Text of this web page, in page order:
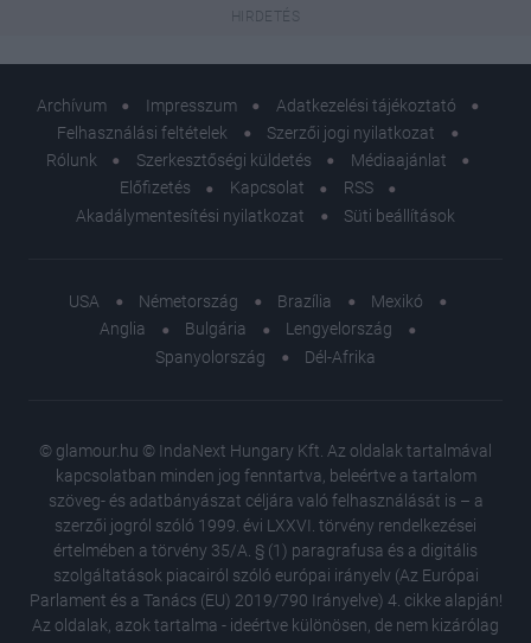
Archívum Impresszum
Adatkezelési tájékoztató
Felhasználási feltételek
Szerzői jogi nyilatkozat
Rólunk
Szerkesztőségi küldetés
Médiaajánlat
Előfizetés
Kapcsolat
RSS
Akadálymentesítési nyilatkozat
Süti beállítások
USA Németország Brazília
Mexikó
Anglia
Bulgária
Lengyelország
Spanyolország
Dél-Afrika
© glamour.hu © IndaNext Hungary Kft. Az oldalak tartalmával
kapcsolatban minden jog fenntartva, beleértve a tartalom
szöveg- és adatbányászat céljára való felhasználását is – a
szerzői jogról szóló 1999. évi LXXVI. törvény rendelkezései
értelmében a törvény 35/A. § (1) paragrafusa és a digitális
szolgáltatások piacairól szóló európai irányelv (Az Európai
Parlament és a Tanács (EU) 2019/790 Irányelve) 4. cikke alapján!
Az oldalak, azok tartalma - ideértve különösen, de nem kizárólag